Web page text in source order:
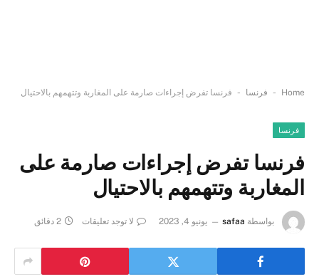
Home
- فرنسا - فرنسا تفرض إجراءات صارمة على المغاربة وتتهمهم بالاحتيال
فرنسا
فرنسا تفرض إجراءات صارمة على
المغاربة وتتهمهم بالاحتيال
بواسطة safaa يونيو 4, 2023 لا توجد تعليقات 2 دقائق